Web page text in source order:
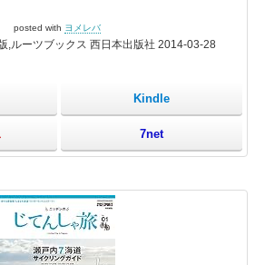
posted with ヨメレバ
,ルーツブックス 西日本出版社 2014-03-28
Kindle
7net